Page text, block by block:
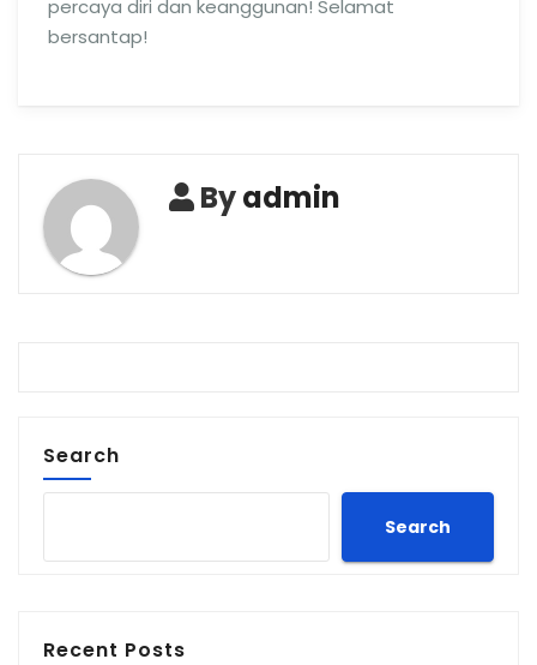
percaya diri dan keanggunan! Selamat
bersantap!
Byadmin
Search
Search
Recent Posts